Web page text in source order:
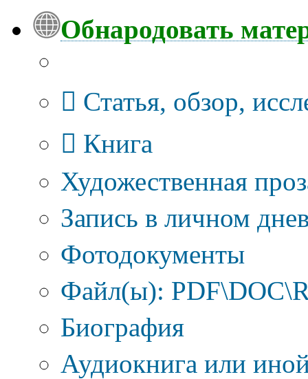
Обнародовать
Статья, обзор,
Книга
Художественная
Запись в личном
Фотодокументы
Файл(ы):
Биография
Аудиокнига или